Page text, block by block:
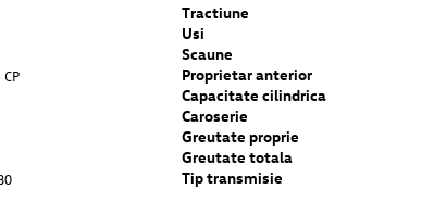
Tractiune
Usi
Scaune
Proprietar anterior
Capacitate cilindrica
Caroserie
Greutate proprie
Greutate totala
Tip transmisie